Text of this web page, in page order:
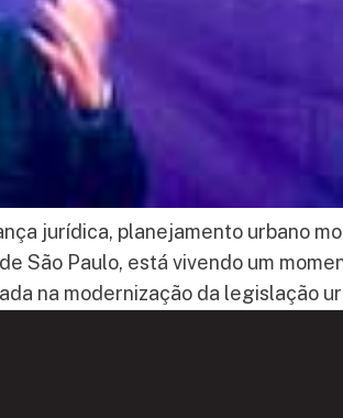
jurídica, planejamento urbano
São Paulo, está vivendo um
na modernização da legislação